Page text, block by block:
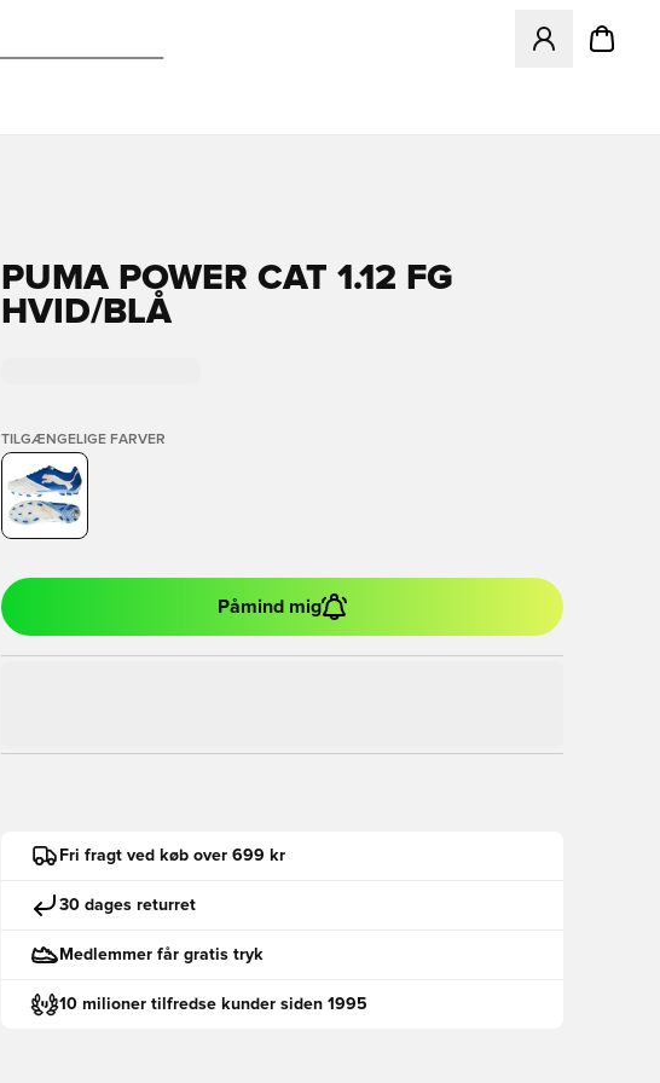
Åbner en
PUMA POWER CAT 1.12 FG
HVID/BLÅ
TILGÆNGELIGE FARVER
Påmind mig
Fri fragt ved køb over 699 kr
30 dages returret
Medlemmer får gratis tryk
10 milioner tilfredse kunder siden 1995